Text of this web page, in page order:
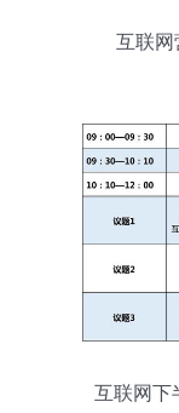
互联网
互联网下